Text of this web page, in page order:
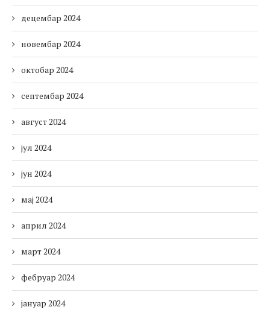
децембар 2024
новембар 2024
октобар 2024
септембар 2024
август 2024
јул 2024
јун 2024
мај 2024
април 2024
март 2024
фебруар 2024
јануар 2024